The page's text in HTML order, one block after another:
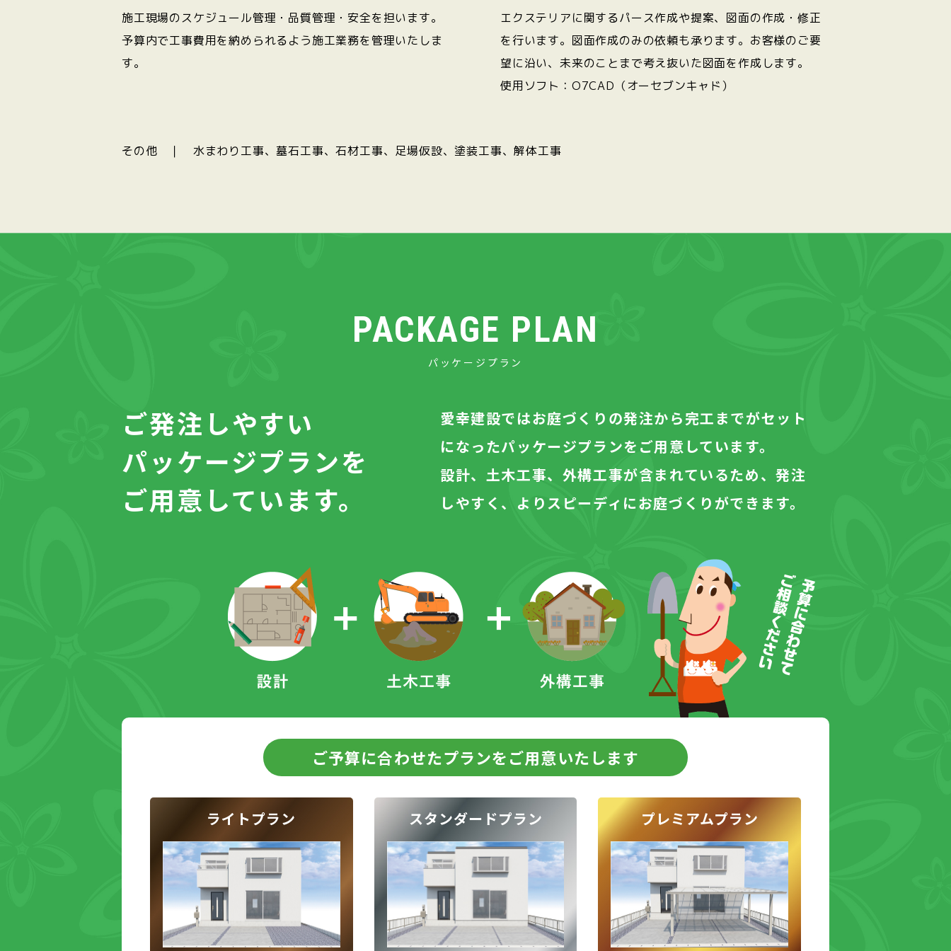
施工現場のスケジュール管理・品質管理・安全を担います。
予算内で工事費用を納められるよう施工業務を管理いたしま
す。
エクステリアに関するパース作成や提案、図面の作成・修正
を行います。図面作成のみの依頼も承ります。お客様のご要
望に沿い、未来のことまで考え抜いた図面を作成します。
使用ソフト：O7CAD（オーセブンキャド）
その他 ｜ 水まわり工事、墓石工事、石材工事、足場仮設、塗装工事、解体工事
PACKAGE PLAN
パッケージプラン
ご発注しやすい
パッケージプランを
ご用意しています。
愛幸建設ではお庭づくりの発注から完工までがセット
になったパッケージプランをご用意しています。
設計、土木工事、外構工事が含まれているため、発注
しやすく、よりスピーディにお庭づくりができます。
ご予算に合わせたプランをご用意いたします
ライトプラン スタンダードプラン プレミアムプラン